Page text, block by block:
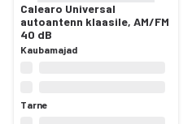
Calearo Universal
autoantenn klaasile, AM/FM
40 dB
Kaubamajad
Tarne